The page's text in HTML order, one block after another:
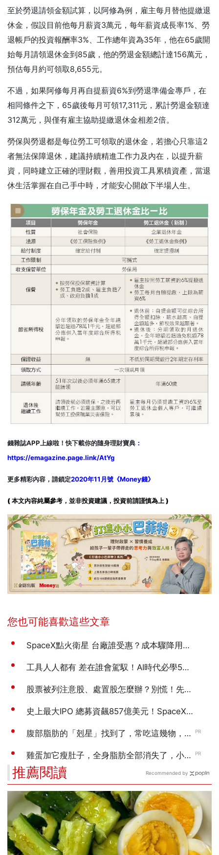
至於勞退請領金額試算，以阿修為例，雇主每月替他提繳退
休金，假設目前他每月薪資3萬元，每年薪資成長率1%、勞
退帳戶的投資報酬率3%、工作總年資為35年，他在65歲開
始每月請領退休金到85歲，他的勞退金額總計達156萬元，
預估每月約可領取8,655元。
不過，如果阿修每月再自提薪資6%到勞退準備金專戶，在
相同條件之下，65歲後每月可領17,311元，累計勞退金額達
312萬元，與僅有雇主協助提繳退休金相差2倍。
勞保與勞退都是每位勞工可領取的退休金，若擔心只靠這2
者無法保障退休，建議持續精進工作力及內在，以提升薪
資，同時建立正確的理財觀，善用投資工具累積資產，當退
休生活掌握在自己手中時，才能安心開啟下半場人生。
錢雜誌APP上線啦！快下載你的隨身理財寶典 ：
https://emagazine.page.link/AtYg
更多精彩內容，請鎖定2020年11月號《Money錢》
( 本文內容純屬參考，並非投資建議，投資前請謹慎為上 )
推薦閱讀 Recommended by